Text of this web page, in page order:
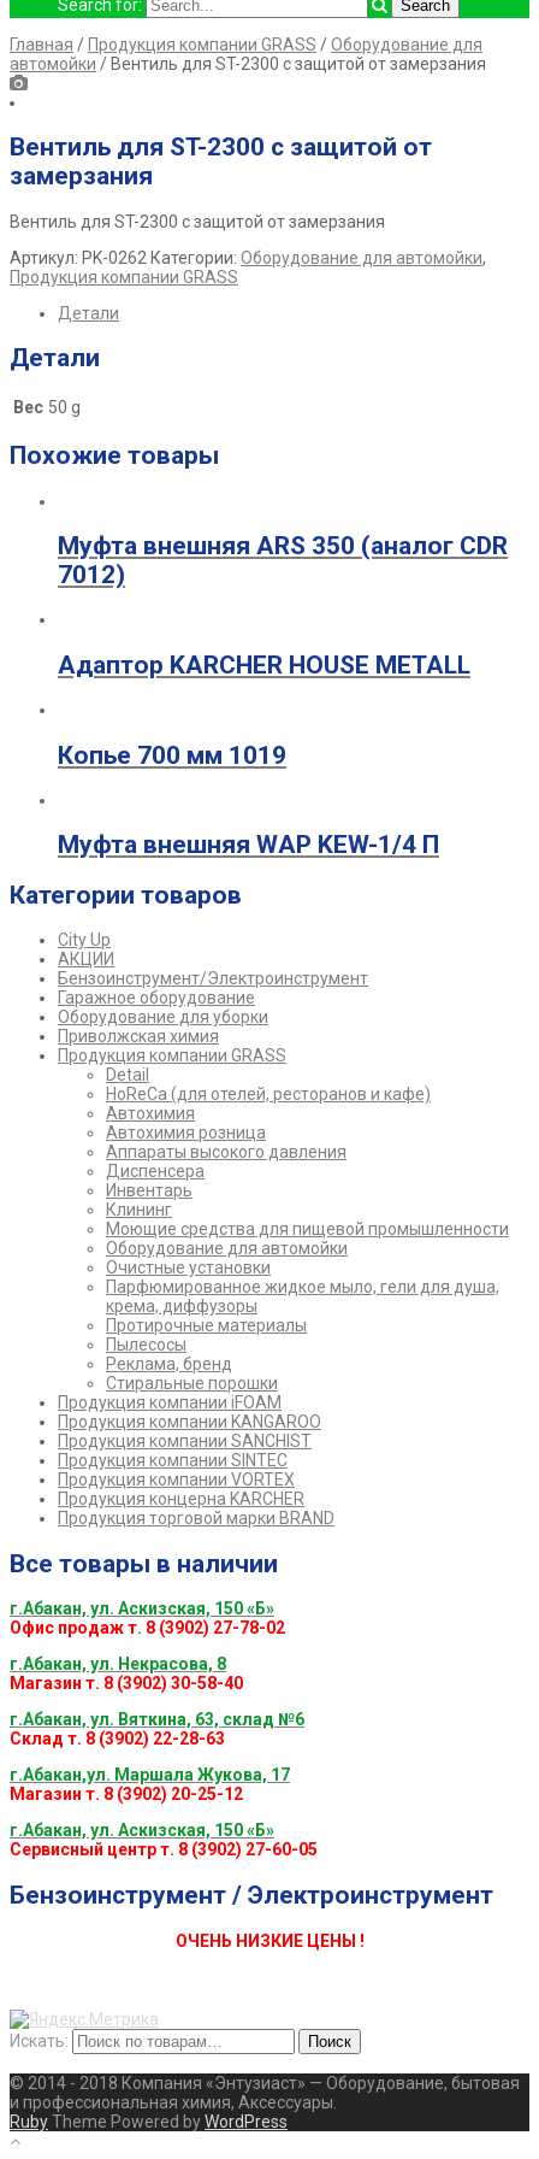
Search for:
Главная / Продукция компании GRASS /Оборудование для
автомойки / Вентиль для ST-2300 с защитой от замерзания
Вентиль для ST-2300 с защитой от
замерзания
Вентиль для ST-2300 с защитой от замерзания
Артикул: PK-0262 Категории: Оборудование для автомойки,
Продукция компании GRASS
Детали
Детали
Вес 50 g
Похожие товары
Муфта внешняя ARS 350 (аналог CDR
7012)
Адаптор KARCHER HOUSE METALL
Копье 700 мм 1019
Муфта внешняя WAP KEW-1/4 П
Категории товаров
City Up
АКЦИИ
Бензоинструмент/Электроинструмент
Гаражное оборудование
Оборудование для уборки
Приволжская химия
Продукция компании GRASS
Detail
HoReCa (для отелей, ресторанов и кафе)
Автохимия
Автохимия розница
Аппараты высокого давления
Диспенсера
Инвентарь
Клининг
Моющие средства для пищевой промышленности
Оборудование для автомойки
Очистные установки
Парфюмированное жидкое мыло, гели для душа,
крема, диффузоры
Протирочные материалы
Пылесосы
Реклама, бренд
Стиральные порошки
Продукция компании iFOAM
Продукция компании KANGAROO
Продукция компании SANCHIST
Продукция компании SINTEC
Продукция компании VORTEX
Продукция концерна KARCHER
Продукция торговой марки BRAND
Все товары в наличии
г.Абакан, ул. Аскизская, 150 «Б»
Офис продаж т. 8 (3902) 27-78-02
г.Абакан, ул. Некрасова, 8
Магазин т. 8 (3902) 30-58-40
г.Абакан, ул. Вяткина, 63, склад №6
Склад т. 8 (3902) 22-28-63
г.Абакан,ул. Маршала Жукова, 17
Магазин т. 8 (3902) 20-25-12
г.Абакан, ул. Аскизская, 150 «Б»
Сервисный центр т. 8 (3902) 27-60-05
Бензоинструмент / Электроинструмент
ОЧЕНЬ НИЗКИЕ ЦЕНЫ !
Искать: Поиск
© 2014 - 2018 Компания «Энтузиаст» — Оборудование, бытовая
и профессиональная химия, Аксессуары.
RubyTheme Powered byWordPress